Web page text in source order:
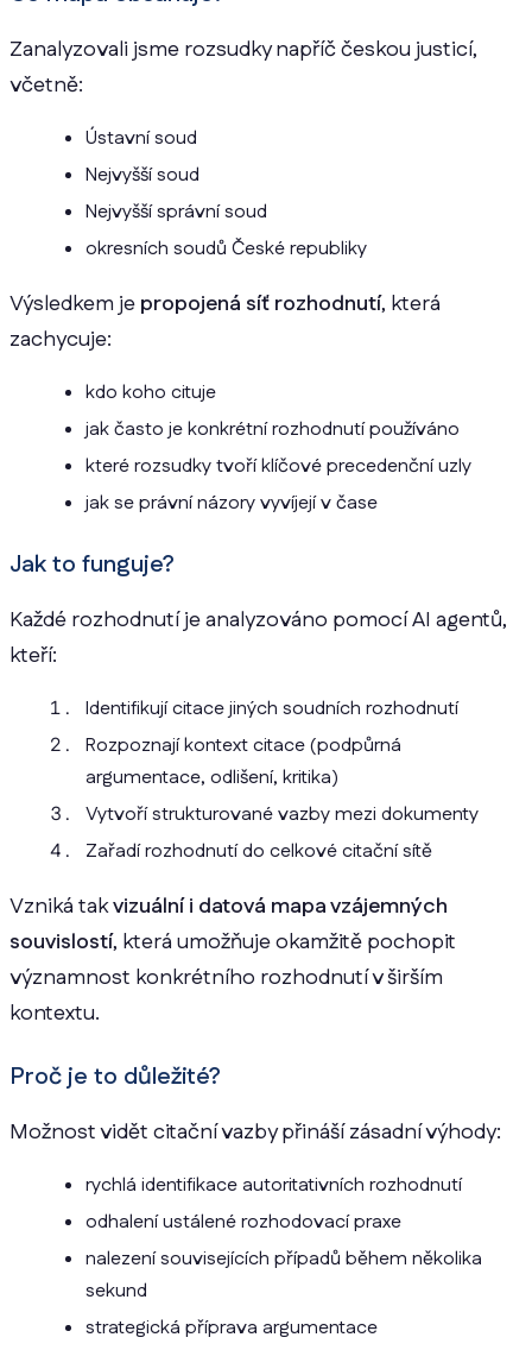
Zanalyzovali jsme rozsudky napříč českou justicí,
včetně:
Ústavní soud
Nejvyšší soud
Nejvyšší správní soud
okresních soudů České republiky
Výsledkem jepropojená síť rozhodnutí, která
zachycuje:
kdo koho cituje
jak často je konkrétní rozhodnutí používáno
které rozsudky tvoří klíčové precedenční uzly
jak se právní názory vyvíjejí v čase
Jak to funguje?
Každé rozhodnutí je analyzováno pomocí AI agentů,
kteří:
Identifikují citace jiných soudních rozhodnutí
Rozpoznají kontext citace (podpůrná
argumentace, odlišení, kritika)
Vytvoří strukturované vazby mezi dokumenty
Zařadí rozhodnutí do celkové citační sítě
Vzniká takvizuální i datová mapa vzájemných
souvislostí, která umožňuje okamžitě pochopit
významnost konkrétního rozhodnutí v širším
kontextu.
Proč je to důležité?
Možnost vidět citační vazby přináší zásadní výhody:
rychlá identifikace autoritativních rozhodnutí
odhalení ustálené rozhodovací praxe
nalezení souvisejících případů během několika
sekund
strategická příprava argumentace